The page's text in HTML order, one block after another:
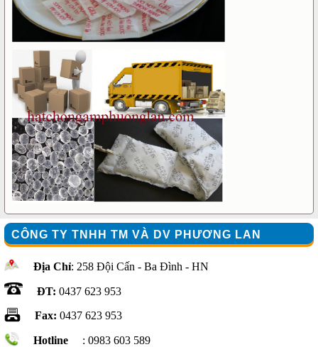
CÔNG TY TNHH TM VÀ DV PHƯƠNG LAN
Địa Chỉ: 258 Đội Cấn - Ba Đình - HN
ĐT: 0437 623 953
Fax: 0437 623 953
Hotline : 0983 603 589